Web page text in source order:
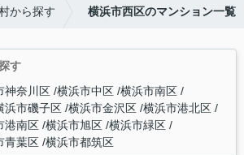
から探す 横浜市西区のマンション一覧
す
神奈川区 横浜市中区 横浜市南区
浜市磯子区 横浜市金沢区 横浜市港北区
港南区 横浜市旭区 横浜市緑区
青葉区 横浜市都筑区